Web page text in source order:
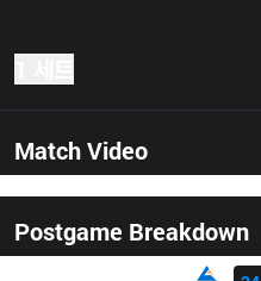
Match Video
Postgame Breakdown